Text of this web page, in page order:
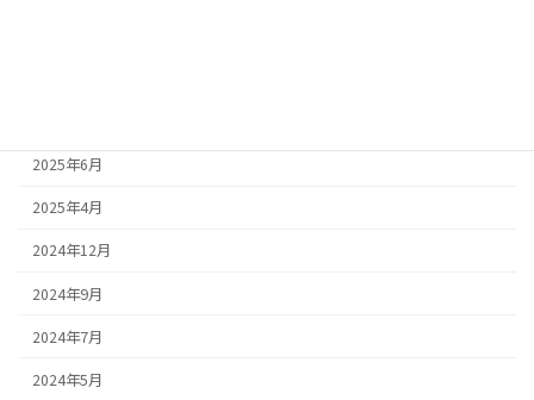
2025年6月
2025年4月
2024年12月
2024年9月
2024年7月
2024年5月